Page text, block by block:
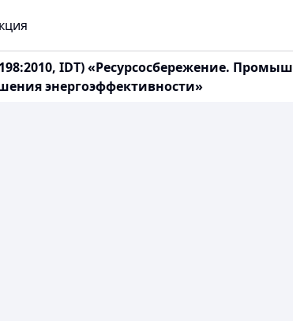
IDT) «Ресурсосбережение.
энергоэффективности»